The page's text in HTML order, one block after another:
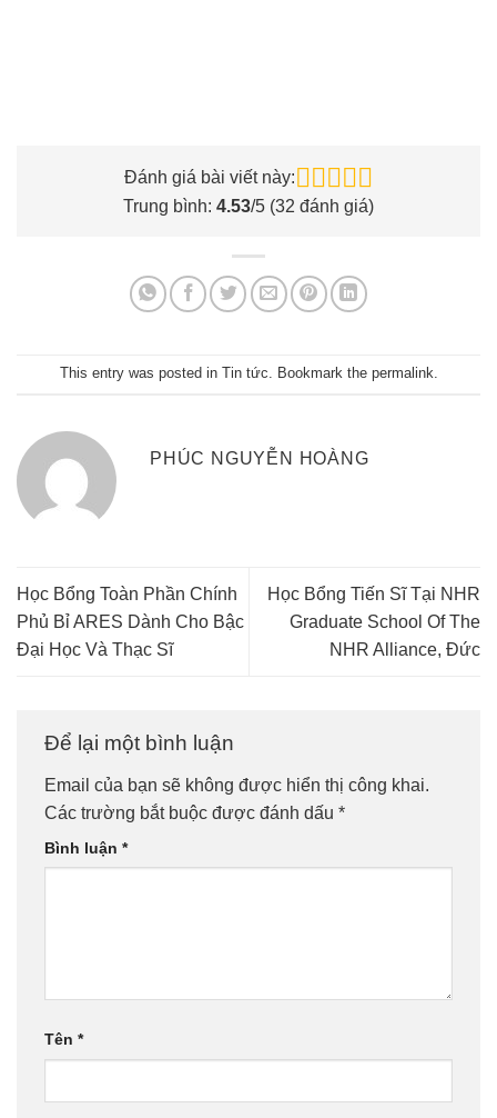
Đánh giá bài viết này:
Trung bình: 4.53/5 (32 đánh giá)
This entry was posted in Tin tức . Bookmark the permalink
PHÚC NGUYỄN HOÀNG
Học Bổng Toàn Phần Chính
Phủ Bỉ ARES Dành Cho Bậc
Đại Học Và Thạc Sĩ
Học Bổng Tiến Sĩ Tại NHR
Graduate School Of The
NHR Alliance, Đức
Để lại một bình luận
Email của bạn sẽ không được hiển thị công khai.
Các trường bắt buộc được đánh dấu *
Bình luận *
Tên *